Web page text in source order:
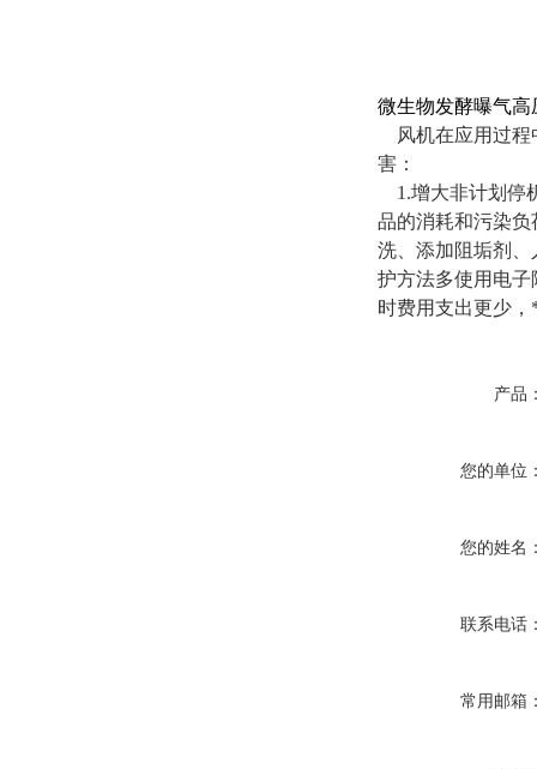
微生物发酵曝气高
风机在应用过程
害：
1.增大非计划停
品的消耗和污染
洗、添加阻垢剂
护方法多使用电
时费用支出更少
产品
您的单位
您的姓名
联系电话
常用邮箱